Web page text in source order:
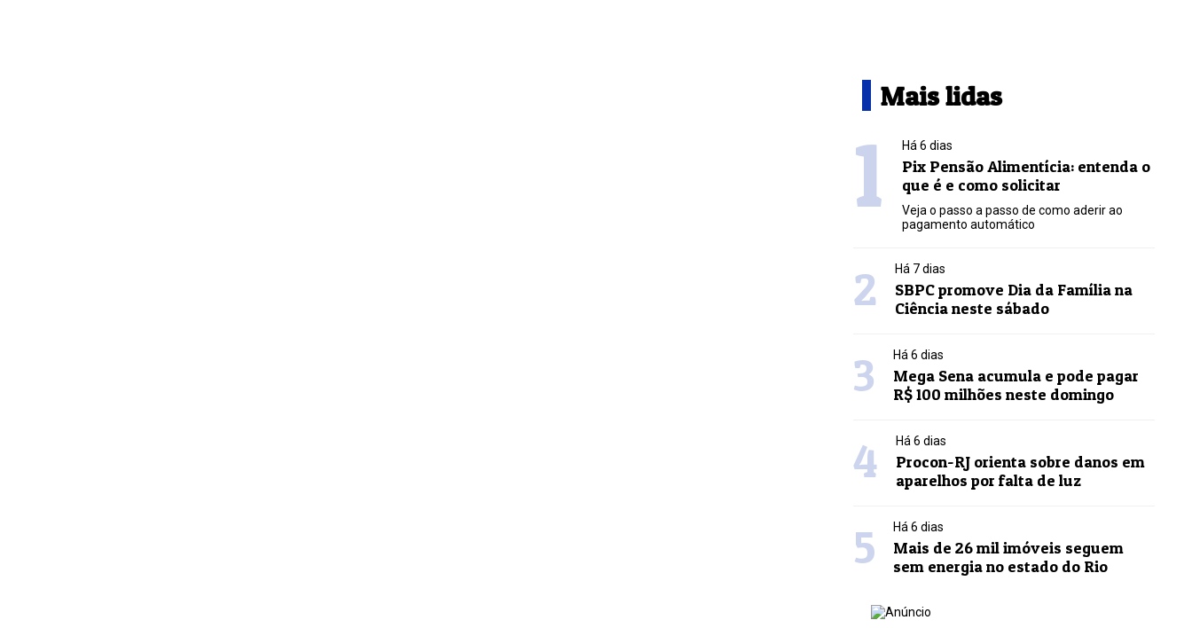
Mais lidas
1 Há 6 dias
Pix Pensão Alimentícia: entenda o
que é e como solicitar
Veja o passo a passo de como aderir ao
pagamento automático
2 Há 7 dias
SBPC promove Dia da Família na
Ciência neste sábado
3 Há 6 dias
Mega Sena acumula e pode pagar
R$ 100 milhões neste domingo
4 Há 6 dias
Procon-RJ orienta sobre danos em
aparelhos por falta de luz
5 Há 6 dias
Mais de 26 mil imóveis seguem
sem energia no estado do Rio